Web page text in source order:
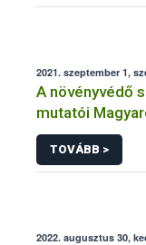
2021. szeptember 1,
A növényvédő
mutatói
TOVÁBB >
2022. augusztus 30,